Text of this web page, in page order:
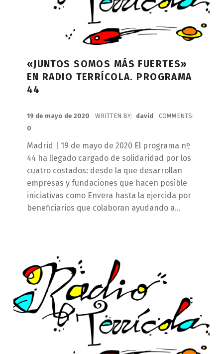
«JUNTOS SOMOS MÁS FUERTES»
EN RADIO TERRÍCOLA. PROGRAMA
44
19 de mayo de 2020 WRITTEN BY: david
COMMENTS:
0
Madrid | 19 de mayo de 2020 El programa nº
44 ha llegado cargado de solidaridad por los
cuatro costados: desde la que desarrollan
empresas y fundaciones que hacen posible
iniciativas como Envera hasta la ejercida por
beneficiarios que colaboran ayudando a…